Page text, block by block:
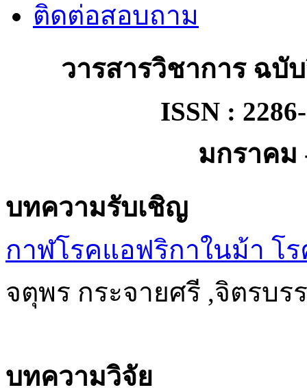
ติดต่อสอบถาม
วารสารวิชาการ ฉบั
ISSN :
มกราคม
บทความรับเชิญ
กาฬโรคแอฟริกาในม้า โ
จตุพร กระจายศรี ,จิตรบ
บทความวิจัย